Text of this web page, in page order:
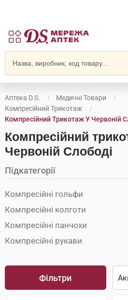
Аптека D.S.
Медичні Товари
Компресійний Трикотаж
Компресійний Трикотаж У Червоній
Компресійний
Червоній Слободі
Підкатегорії
Компресійні гольфи
Компресійні колготи
Компресійні панчохи
Компресійні рукави
Фільтри